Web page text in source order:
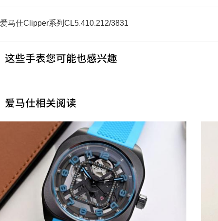
爱马仕Clipper系列CL5.410.212/3831
这些手表您可能也感兴趣
爱马仕相关阅读